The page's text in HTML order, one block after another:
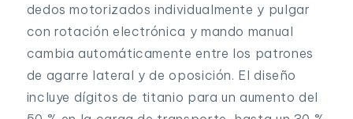
dedos motorizados individualmente y pulgar
con rotación electrónica y mando manual
cambia automáticamente entre los patrones
de agarre lateral y de oposición. El diseño
incluye dígitos de titanio para un aumento del